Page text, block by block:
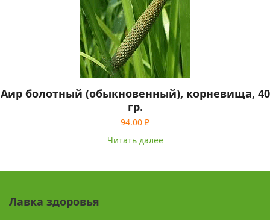
Аир болотный (обыкновенный), корневища, 40
гр.
94.00 ₽
Читать далее
Лавка здоровья